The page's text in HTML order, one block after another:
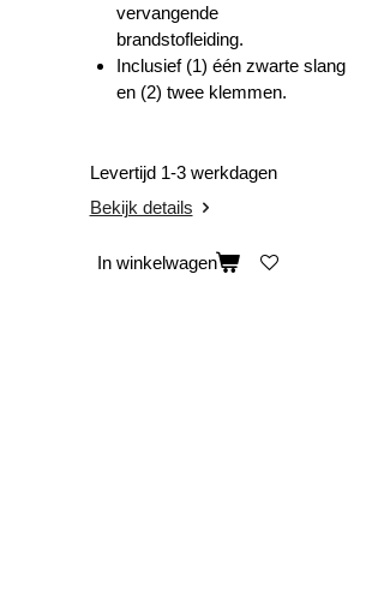
vervangende
brandstofleiding.
Inclusief (1) één zwarte slang
en (2) twee klemmen.
Levertijd 1-3 werkdagen
Bekijk details
In winkelwagen